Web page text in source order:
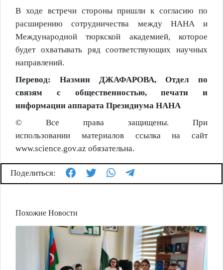
В ходе встречи стороны пришли к согласию по
расширению сотрудничества между НАНА и
Международной тюркской академией, которое
будет охватывать ряд соответствующих научных
направлений.
Перевод: Назмин ДЖАФАРОВА, Отдел по
связям с общественностью, печати и
информации аппарата Президиума НАНА
© Все права защищены. При
использовании материаловссылка на сайт
www.science.gov.az обязательна.
Поделиться:
Похожие Новости